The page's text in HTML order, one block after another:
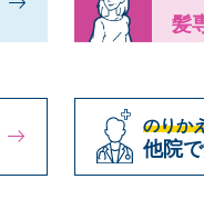
髪
のりか
他院